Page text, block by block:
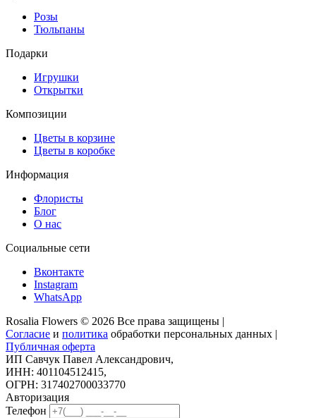
Розы
Тюльпаны
Подарки
Игрушки
Открытки
Композиции
Цветы в корзине
Цветы в коробке
Информация
Флористы
Блог
О нас
Социальные сети
Вконтакте
Instagram
WhatsApp
Rosalia Flowers © 2026 Все права защищены |
Согласие и политика обработки персональных данных |
Публичная оферта
ИП Савчук Павел Александрович,
ИНН: 401104512415,
ОГРН: 317402700033770
Авторизация
Телефон